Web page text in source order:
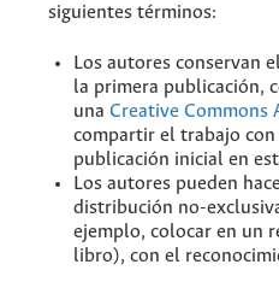
siguientes términos:
Los autores conservan el
la primera publicación,
una Creative Commons
compartir el trabajo
publicación inicial en
Los autores pueden
distribución no-
ejemplo, colocar en un
libro), con el